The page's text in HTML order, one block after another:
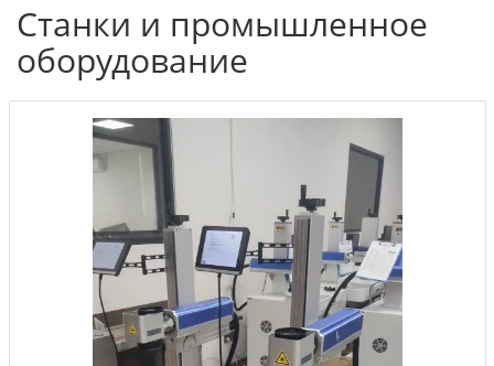
Станки и промышленное
оборудование